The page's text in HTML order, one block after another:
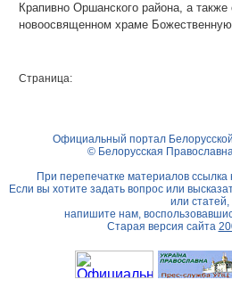
Крапивно Оршанского района, а
новоосвященном храме
Страница:
Официальный портал
© Белорусская
При перепечатке материалов ссылка
Если вы хотите задать вопрос или
или статей,
напишите нам,
Старая версия сайта